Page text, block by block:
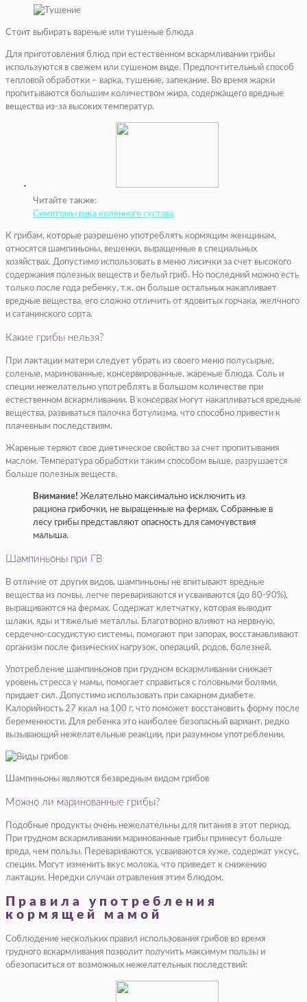
Стоит выбирать вареные или тушеные блюда
Для приготовления блюд при естественном вскармливании грибы
используются в свежем или сушеном виде. Предпочтительный способ
тепловой обработки – варка, тушение, запекание. Во время жарки
пропитываются большим количеством жира, содержащего вредные
вещества из-за высоких температур.
Читайте также:
Симптомы рака коленного сустава
К грибам, которые разрешено употреблять кормящим женщинам,
относятся шампиньоны, вешенки, выращенные в специальных
хозяйствах. Допустимо использовать в меню лисички за счет высокого
содержания полезных веществ и белый гриб. Но последний можно есть
только после года ребенку, т.к. он больше остальных накапливает
вредные вещества, его сложно отличить от ядовитых горчака, желчного
и сатанинского сорта.
Какие грибы нельзя?
При лактации матери следует убрать из своего меню полусырые,
соленые, маринованные, консервированные, жареные блюда. Соль и
специи нежелательно употреблять в большом количестве при
естественном вскармливании. В консервах могут накапливаться вредные
вещества, развиваться палочка ботулизма, что способно привести к
плачевным последствиям.
Жареные теряют свое диетическое свойство за счет пропитывания
маслом. Температура обработки таким способом выше, разрушается
больше полезных веществ.
Внимание! Желательно максимально исключить из
рациона грибочки, не выращенные на фермах. Собранные в
лесу грибы представляют опасность для самочувствия
малыша.
Шампиньоны при ГВ
В отличие от других видов, шампиньоны не впитывают вредные
вещества из почвы, легче перевариваются и усваиваются (до 80-90%),
выращиваются на фермах. Содержат клетчатку, которая выводит
шлаки, яды и тяжелые металлы. Благотворно влияют на нервную,
сердечно-сосудистую системы, помогают при запорах, восстанавливают
организм после физических нагрузок, операций, родов, болезней.
Употребление шампиньонов при грудном вскармливании снижает
уровень стресса у мамы, помогает справиться с головными болями,
придает сил. Допустимо использовать при сахарном диабете.
Калорийность 27 ккал на 100 г, что поможет восстановить форму после
беременности. Для ребенка это наиболее безопасный вариант, редко
вызывающий нежелательные реакции, при разумном употреблении.
Шампиньоны являются безвредным видом грибов
Можно ли маринованные грибы?
Подобные продукты очень нежелательны для питания в этот период.
При грудном вскармливании маринованные грибы принесут больше
вреда, чем пользы. Перевариваются, усваиваются хуже, содержат уксус,
специи. Могут изменить вкус молока, что приведет к снижению
лактации. Нередки случаи отравления этим блюдом.
Правила употребления
кормящей мамой
Соблюдение нескольких правил использования грибов во время
грудного вскармливания позволит получить максимум пользы и
обезопаситься от возможных нежелательных последствий: